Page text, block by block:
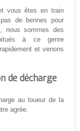
vous êtes en train
de bennes pour
nous sommes des
à ce genre
et venons
de décharge
au loueur de la
agrée.